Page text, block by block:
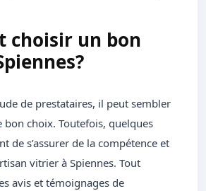
choisir un bon
de prestataires, il peut sembler
bon choix. Toutefois, quelques
de s’assurer de la compétence et
vitrier à Spiennes. Tout
avis et témoignages de